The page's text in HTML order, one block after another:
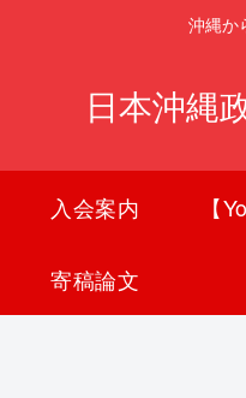
沖縄か
日本沖縄
入会案内
寄稿論文